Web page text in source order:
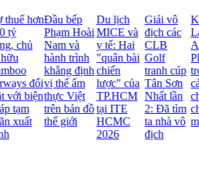
hơn
đối
Đầu bếp
Phạm Hoài
Nam và
hành trình
khẳng định
vị thế ẩm
thực Việt
trên bản đồ
thế giới
Du lịch
MICE và
y tế: Hai
"quân bài
chiến
lược" của
TP.HCM
tại ITE
HCMC
Giải vô
địch các
CLB
Golf
tranh cúp
Tân Sơn
Nhất lần
2: Đã tìm
ta nhà vô
Khi
Lạt,
An
Phú
trở
cảm
cho
chiếc
mùa